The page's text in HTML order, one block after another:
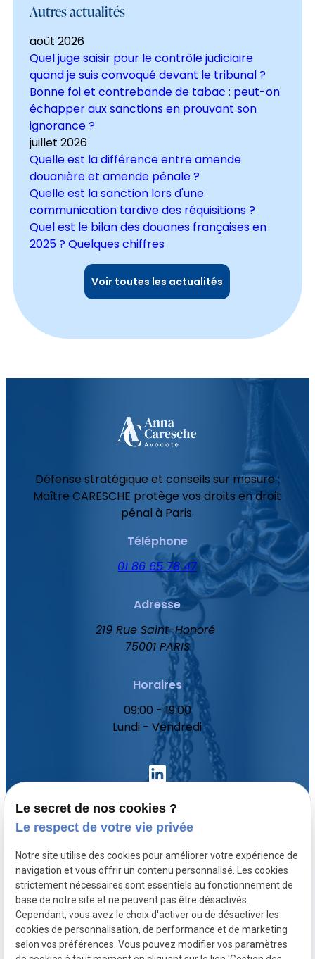
Autres actualités
août 2026
Quel juge saisir pour le contrôle judiciaire
quand je suis convoqué devant le tribunal ?
Bonne foi et contrebande de tabac : peut-on
échapper aux sanctions en prouvant son
ignorance ?
juillet 2026
Quelle est la différence entre amende
douanière et amende pénale ?
Quelle est la sanction lors d'une
communication tardive des réquisitions ?
Quel est le bilan des douanes françaises en
2025 ? Quelques chiffres
Voir toutes les actualités
Défense stratégique et conseils sur mesure :
Maître CARESCHE protège vos droits en droit
pénal à Paris.
Téléphone
01 86 65 78 47
Adresse
219 Rue Saint-Honoré
75001 PARIS
Horaires
09:00 - 19:00
Lundi - Vendredi
Votre avocat
Domaines de compétence
Actualités
Contact
Le secret de nos cookies ?
Le respect de votre vie privée
Notre site utilise des cookies pour améliorer votre expérience de
navigation et vous offrir un contenu personnalisé. Les cookies
strictement nécessaires sont essentiels au fonctionnement de
base de notre site et ne peuvent pas être désactivés.
Cependant, vous avez le choix d'activer ou de désactiver les
cookies de personnalisation, de performance et de marketing
selon vos préférences. Vous pouvez modifier vos paramètres